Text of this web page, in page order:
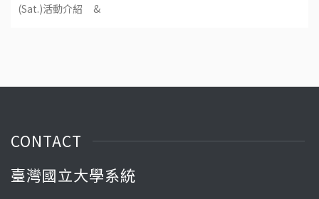
(Sat.)活動介紹 &
CONTACT
臺灣國立大學系統